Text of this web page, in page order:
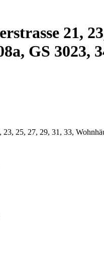
21,
GS
23, 25, 27, 29, 31, 33,